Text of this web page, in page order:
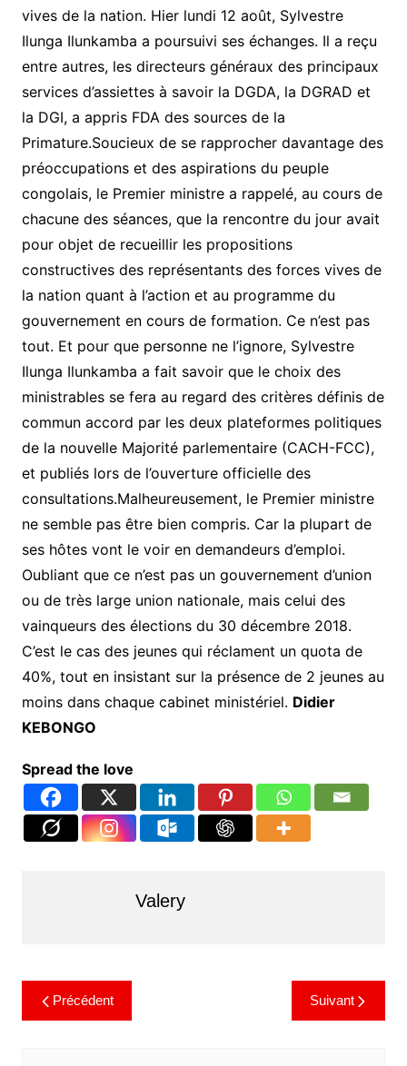
vives de la nation. Hier lundi 12 août, Sylvestre
Ilunga Ilunkamba a poursuivi ses échanges. Il a reçu
entre autres, les directeurs généraux des principaux
services d’assiettes à savoir la DGDA, la DGRAD et
la DGI, a appris FDA des sources de la
Primature.Soucieux de se rapprocher davantage des
préoccupations et des aspirations du peuple
congolais, le Premier ministre a rappelé, au cours de
chacune des séances, que la rencontre du jour avait
pour objet de recueillir les propositions
constructives des représentants des forces vives de
la nation quant à l’action et au programme du
gouvernement en cours de formation. Ce n’est pas
tout. Et pour que personne ne l’ignore, Sylvestre
Ilunga Ilunkamba a fait savoir que le choix des
ministrables se fera au regard des critères définis de
commun accord par les deux plateformes politiques
de la nouvelle Majorité parlementaire (CACH-FCC),
et publiés lors de l’ouverture officielle des
consultations.Malheureusement, le Premier ministre
ne semble pas être bien compris. Car la plupart de
ses hôtes vont le voir en demandeurs d’emploi.
Oubliant que ce n’est pas un gouvernement d’union
ou de très large union nationale, mais celui des
vainqueurs des élections du 30 décembre 2018.
C’est le cas des jeunes qui réclament un quota de
40%, tout en insistant sur la présence de 2 jeunes au
moins dans chaque cabinet ministériel. Didier
KEBONGO
Spread the love
Valery
Précédent Suivant